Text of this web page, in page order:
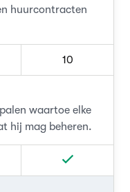
huurcontracten
10
waartoe elke
hij mag beheren.